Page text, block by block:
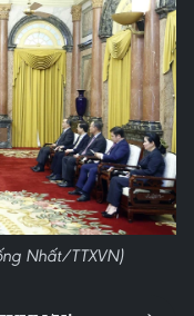
Nhất/TTXVN)